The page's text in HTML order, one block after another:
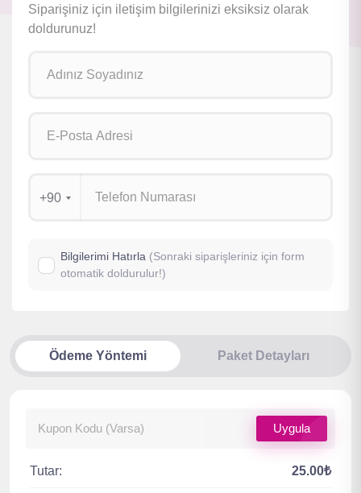
Siparişiniz için iletişim bilgilerinizi eksiksiz olarak
doldurunuz!
+90
Bilgilerimi Hatırla (Sonraki siparişleriniz için form
otomatik doldurulur!)
Ödeme Yöntemi Paket Detayları
Uygula
Tutar: 25.00₺